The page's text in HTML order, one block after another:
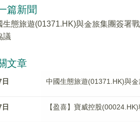
篇新聞
生態旅遊(01371.HK)與金旅集團簽署
議
文章
中國生態旅遊(01371.HK)與
【盈喜】寶威控股